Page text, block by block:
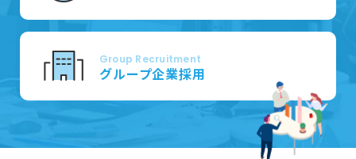
Group Recruitment
グループ企業採用